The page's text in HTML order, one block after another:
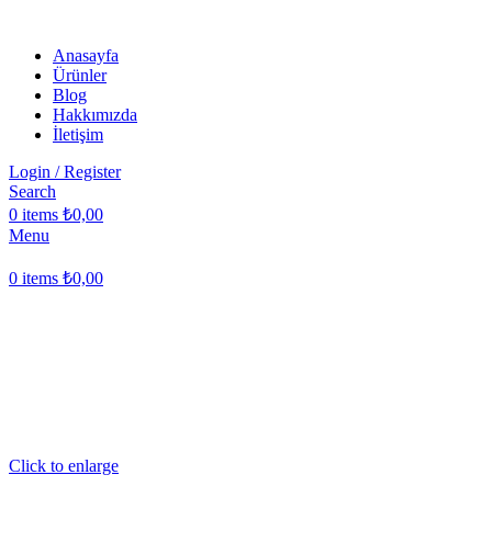
Anasayfa
Ürünler
Blog
Hakkımızda
İletişim
Login / Register
Search
0 items ₺0,00
Menu
0 items ₺0,00
Click to enlarge